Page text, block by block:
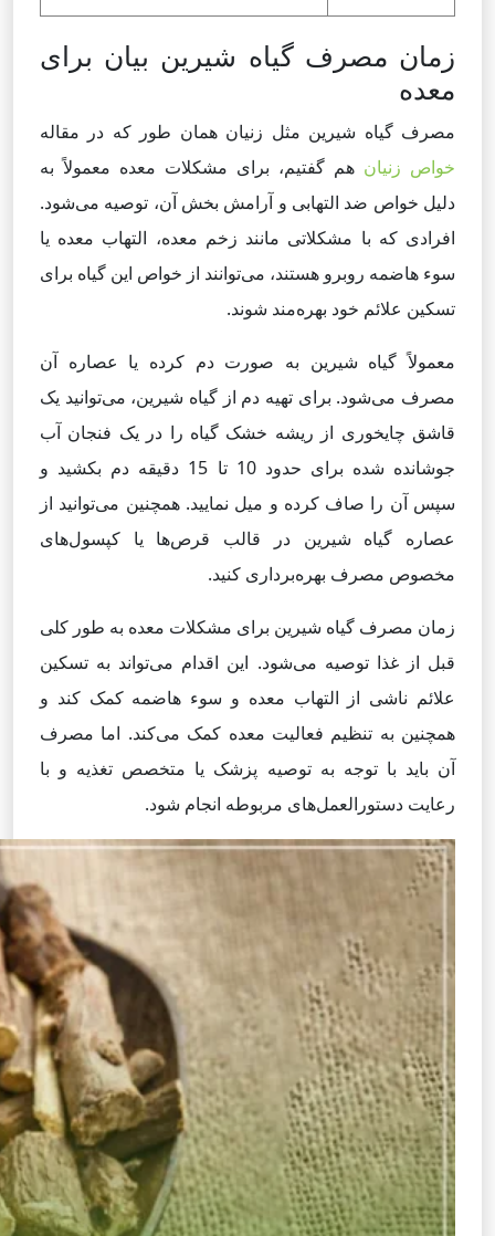
زمان مصرف گیاه شیرین بیان برای
معده
مصرف گیاه شیرین مثل زنیان همان طور که در مقاله
خواص زنیان هم گفتیم، برای مشکلات معده معمولاً به
دلیل خواص ضد التهابی و آرامش بخش آن، توصیه می‌شود.
افرادی که با مشکلاتی مانند زخم معده، التهاب معده یا
سوء هاضمه روبرو هستند، می‌توانند از خواص این گیاه برای
تسکین علائم خود بهره‌مند شوند.
معمولاً گیاه شیرین به صورت دم کرده یا عصاره آن
مصرف می‌شود. برای تهیه دم از گیاه شیرین، می‌توانید یک
قاشق چایخوری از ریشه خشک گیاه را در یک فنجان آب
جوشانده شده برای حدود 10 تا 15 دقیقه دم بکشید و
سپس آن را صاف کرده و میل نمایید. همچنین می‌توانید از
عصاره گیاه شیرین در قالب قرص‌ها یا کپسول‌های
مخصوص مصرف بهره‌برداری کنید.
زمان مصرف گیاه شیرین برای مشکلات معده به طور کلی
قبل از غذا توصیه می‌شود. این اقدام می‌تواند به تسکین
علائم ناشی از التهاب معده و سوء هاضمه کمک کند و
همچنین به تنظیم فعالیت معده کمک می‌کند. اما مصرف
آن باید با توجه به توصیه پزشک یا متخصص تغذیه و با
رعایت دستورالعمل‌های مربوطه انجام شود.